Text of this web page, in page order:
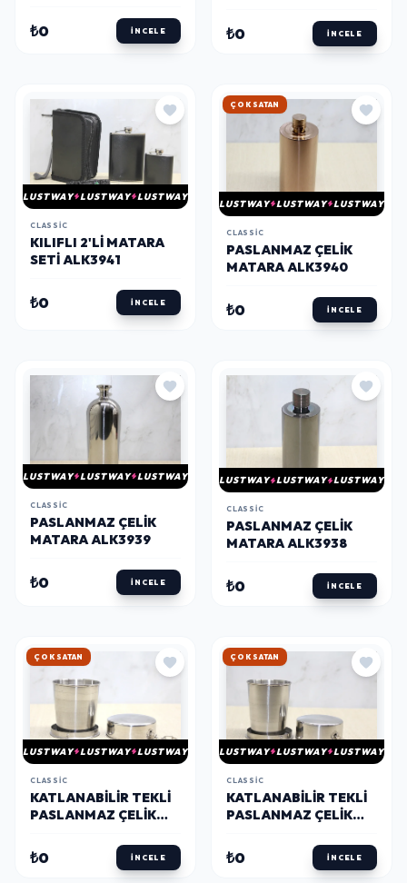
₺0 İNCELE ₺0 İNCELE
LUSTWAY LUSTWAY LUSTWAY
CLASSIC
KILIFLI 2'LI MATARA
SETI ALK3941
₺0 İNCELE
HIZLI KARGO
LUSTWAY LUSTWAY LUSTWAY
CLASSIC
PASLANMAZ ÇELIK
MATARA ALK3940
₺0 İNCELE
LUSTWAY LUSTWAY LUSTWAY
CLASSIC
PASLANMAZ ÇELIK
MATARA ALK3939
₺0 İNCELE
LUSTWAY LUSTWAY LUSTWAY
CLASSIC
PASLANMAZ ÇELIK
MATARA ALK3938
₺0 İNCELE
HIZLI KARGO
LUSTWAY LUSTWAY LUSTWAY
CLASSIC
KATLANABILIR TEKLI
PASLANMAZ ÇELIK
ALK3936
₺0 İNCELE
HIZLI KARGO
LUSTWAY LUSTWAY LUSTWAY
CLASSIC
KATLANABILIR TEKLI
PASLANMAZ ÇELIK
ALK3935
₺0 İNCELE